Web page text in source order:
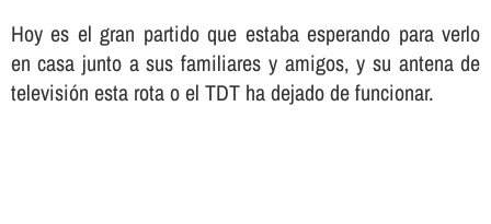
Hoy es el gran partido que estaba esperando para verlo
en casa junto a sus familiares y amigos, y su antena de
televisión esta rota o el TDT ha dejado de funcionar.